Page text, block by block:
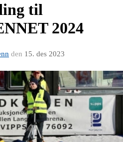
til
2024
den 15. des 2023